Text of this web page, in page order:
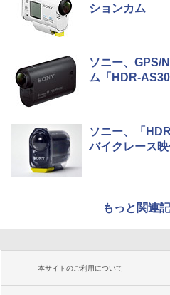
ションカム
ソニー、GPS/
ム「HDR-
ソニー、「
バイクレース
もっと関連
本サイトのご利用について